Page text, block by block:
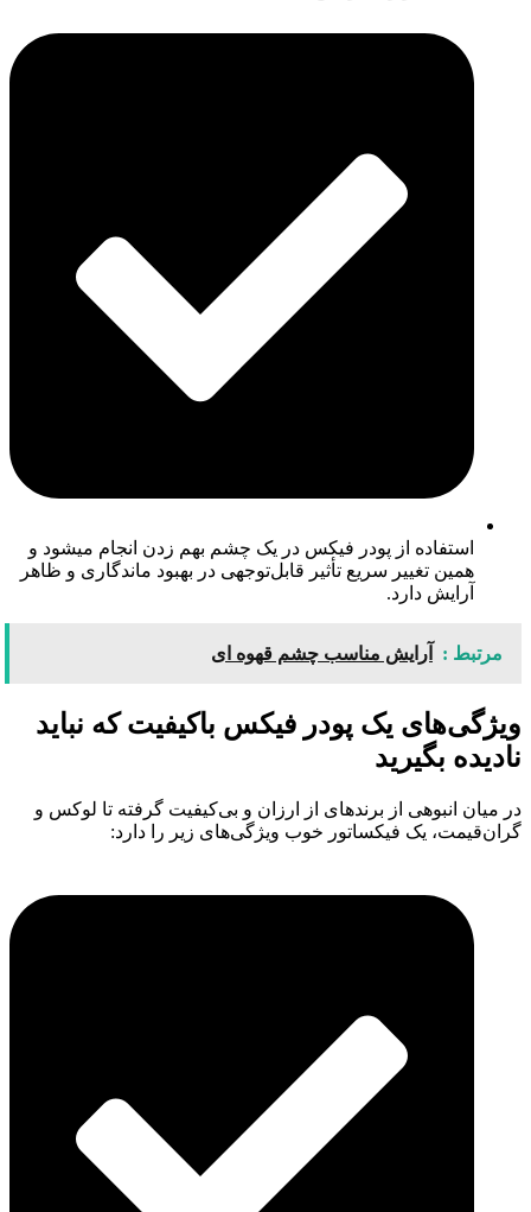
استفاده از پودر فیکس در یک چشم بهم زدن انجام میشود و
همین تغییر سریع تأثیر قابل‌توجهی در بهبود ماندگاری و ظاهر
آرایش دارد.
مرتبط : آرایش مناسب چشم قهوه ای
ویژگی‌های یک پودر فیکس باکیفیت که نباید
نادیده بگیرید
در میان انبوهی از برندهای از ارزان و بی‌کیفیت گرفته تا لوکس و
گران‌قیمت، یک فیکساتور خوب ویژگی‌های زیر را دارد: